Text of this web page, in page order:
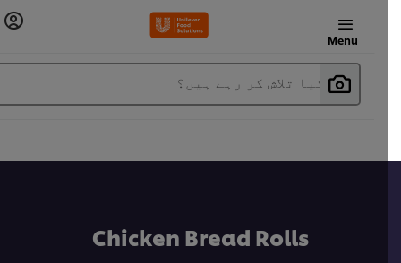
Menu
آپ کیا تلاش کر رہے ہیں؟
Chicken Bread Rolls